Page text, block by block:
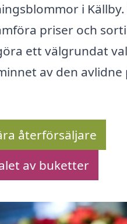
i
priser och
ett välgrundat
av den avlidne
återförsäljare
av buketter